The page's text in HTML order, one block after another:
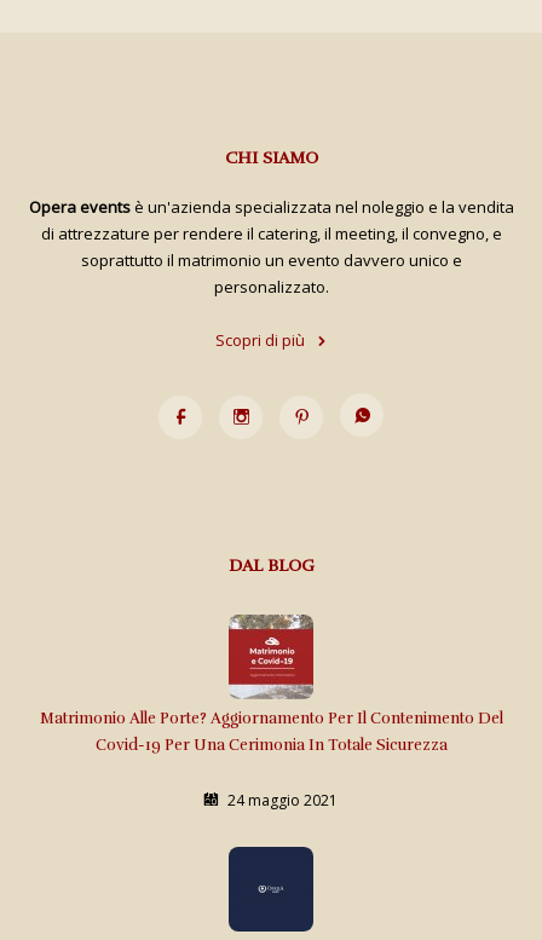
CHI SIAMO
Opera eventsè un'azienda specializzata nel noleggio e la vendita
di attrezzature per rendere il catering, il meeting, il convegno, e
soprattutto il matrimonio un evento davvero unico e
personalizzato.
Scopri di più
DAL BLOG
Matrimonio Alle Porte? Aggiornamento Per Il Contenimento Del
Covid-19 Per Una Cerimonia In Totale Sicurezza
24 maggio 2021